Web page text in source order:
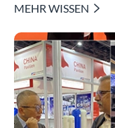
MEHR WISSEN 